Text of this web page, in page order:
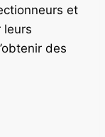
et
leurs
des